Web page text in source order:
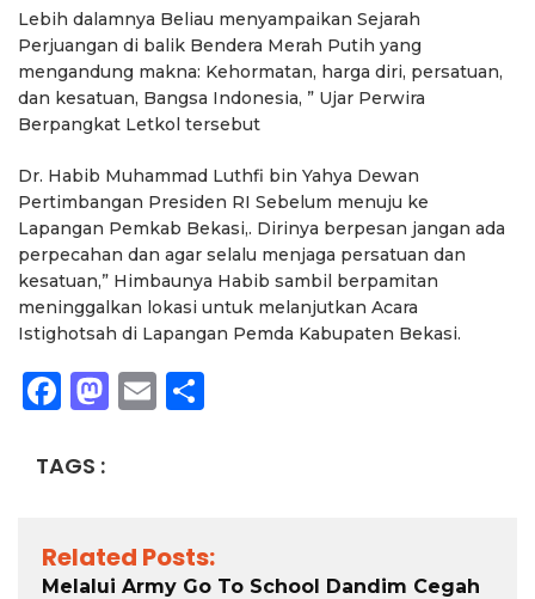
Lebih dalamnya Beliau menyampaikan Sejarah
Perjuangan di balik Bendera Merah Putih yang
mengandung makna: Kehormatan, harga diri, persatuan,
dan kesatuan, Bangsa Indonesia, ” Ujar Perwira
Berpangkat Letkol tersebut
Dr. Habib Muhammad Luthfi bin Yahya Dewan
Pertimbangan Presiden RI Sebelum menuju ke
Lapangan Pemkab Bekasi,. Dirinya berpesan jangan ada
perpecahan dan agar selalu menjaga persatuan dan
kesatuan,” Himbaunya Habib sambil berpamitan
meninggalkan lokasi untuk melanjutkan Acara
Istighotsah di Lapangan Pemda Kabupaten Bekasi.
Facebook
Mastodon
Email
TAGS :
Related Posts:
Melalui Army Go To School Dandim Cegah